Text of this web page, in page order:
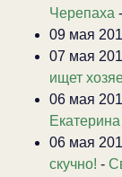
Черепаха -
09 мая
07 мая
ищет
06 мая
Екатерина
06 мая
скучно! -